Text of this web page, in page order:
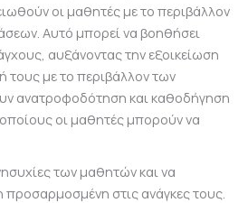
οι μαθητές με το περιβάλλον
Αυτό μπορεί να βοηθήσει
αυξάνοντας την εξοικείωση
τους με το περιβάλλον των
ανατροφοδότηση και καθοδήγηση
οι μαθητές μπορούν να
των μαθητών και να
στις ανάγκες τους.